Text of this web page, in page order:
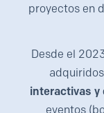
proyectos en
Desde el
interactivas y
eventos